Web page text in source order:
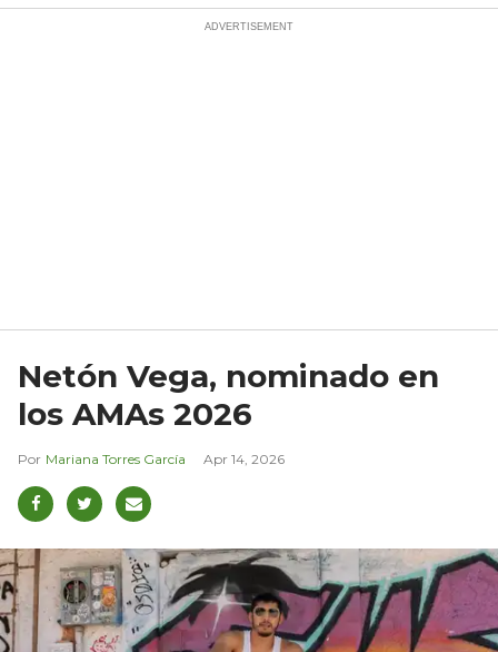
Netón Vega, nominado en
los AMAs 2026
Mariana Torres García Apr 14, 2026